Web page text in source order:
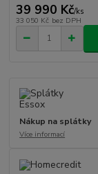
39 990 Kč/ks
33 050 Kč bez DPH
Nákup na splátky
Více informací